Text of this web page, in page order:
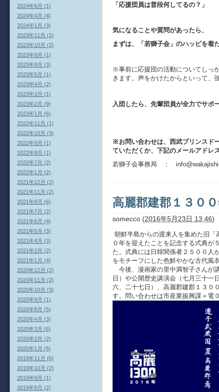
「応援団員は普段何してるの？」
気になることや質問があったら、
まずは、「若獅子会」のハッピを着
※事前に応援団の活動についてしっ
きます。声をかけたからといって、
入団したら、先輩団員が全力でサポ
※お問い合わせは、西武プリンスド
ていただくか、下記のメールアドレ
若獅子会事務局 ：
高麗郡建郡１３０
somecco (2016年5月23日 13:46)
朝鮮半島からの渡来人を集めた旧
０年を迎えたことを記念する式典が
た。式典には日韓関係者２５００人
をモチーフにした色鮮やかな古代風
今後、漫画家の里中満智子さんが
日）や公開歴史講演会（七月三十一
六、二十七日）、高麗郡建郡１３０
す。問い合わせは市産業振興課＝電
2024年6月 (1)
2024年4月 (4)
2024年1月 (3)
2023年11月 (2)
2023年10月 (2)
2023年9月 (1)
2023年8月 (3)
2023年5月 (1)
2023年4月 (2)
2023年3月 (1)
2023年2月 (9)
2023年1月 (6)
2022年11月 (1)
2022年10月 (3)
2022年9月 (1)
2022年8月 (1)
2022年7月 (2)
2022年1月 (2)
2021年12月 (2)
2021年11月 (2)
2021年8月 (6)
2021年7月 (2)
2021年6月 (4)
2021年5月 (3)
2021年4月 (3)
2021年2月 (2)
2021年1月 (4)
2020年12月 (2)
2020年11月 (2)
2020年10月 (3)
2020年9月 (1)
2020年8月 (5)
2020年4月 (3)
2020年3月 (6)
2020年2月 (2)
2020年1月 (5)
2019年11月 (6)
2019年10月 (2)
2019年9月 (1)
2019年8月 (2)